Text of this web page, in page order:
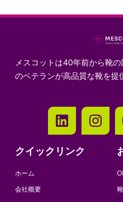
メスコットは40年前から靴
のベテランが高品質な靴を提
クイックリンク
ホーム
会社概要